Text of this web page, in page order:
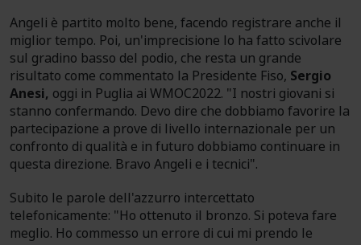
Angeli è partito molto bene, facendo registrare anche il
miglior tempo. Poi, un'imprecisione lo ha fatto scivolare
sul gradino basso del podio, che resta un grande
risultato come commentato la Presidente Fiso, Sergio
Anesi, oggi in Puglia ai WMOC2022. "I nostri giovani si
stanno confermando. Devo dire che dobbiamo favorire la
partecipazione a prove di livello internazionale per un
confronto di qualità e in futuro dobbiamo continuare in
questa direzione. Bravo Angeli e i tecnici".
Subito le parole dell'azzurro intercettato
telefonicamente: "Ho ottenuto il bronzo. Si poteva fare
meglio. Ho commesso un errore di cui mi prendo le